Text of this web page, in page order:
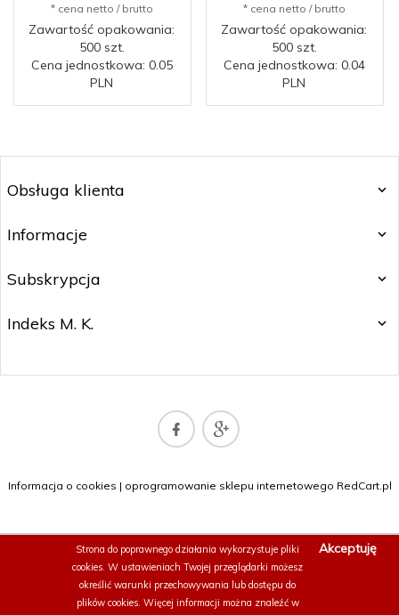
* cena netto / brutto
Zawartość opakowania:
500 szt.
Cena jednostkowa: 0.05
PLN
* cena netto / brutto
Zawartość opakowania:
500 szt.
Cena jednostkowa: 0.04
PLN
Obsługa klienta
Informacje
Subskrypcja
Indeks M. K.
sklep@naszadrukarka.pl
Informacja o cookies | oprogramowanie sklepu internetowego RedCart.pl
Strona do poprawnego działania wykorzystuje pliki
cookies. W ustawieniach Twojej przeglądarki możesz
określić warunki przechowywania lub dostępu do
plików cookies. Więcej informacji można znaleźć w
Akceptuję